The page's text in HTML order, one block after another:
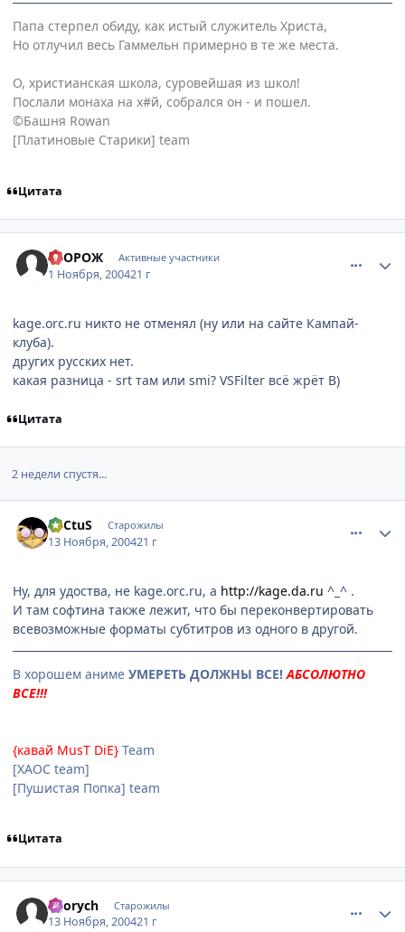
Папа стерпел обиду, как истый служитель Христа,
Но отлучил весь Гаммельн примерно в те же места.
О, христианская школа, суровейшая из школ!
Послали монаха на х#й, собрался он - и пошел.
©Башня Rowan
[Платиновые Старики] team
Цитата
СТОРОЖ Активные участники
1 Ноября, 200421 г
kage.orc.ru никто не отменял (ну или на сайте Кампай-
клуба).
других русских нет.
какая разница - srt там или smi? VSFilter всё жрёт B)
Цитата
2 недели спустя...
CaCtuS Старожилы
13 Ноября, 200421 г
Ну, для удоства, не kage.orc.ru, а http://kage.da.ru ^_^ .
И там софтина также лежит, что бы переконвертировать
всевозможные форматы субтитров из одного в другой.
В хорошем аниме УМЕРЕТЬ ДОЛЖНЫ ВСЕ!АБСОЛЮТНО
ВСЕ!!!
{кавай MusT DiE} Team
[XAOC team]
[Пушистая Попка] team
Цитата
Egorych Старожилы
13 Ноября, 200421 г